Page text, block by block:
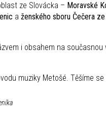
ze Slovácka – Moravské
a ženského sboru Čečera
i obsahem na současnou
muziky Metošé. Těšíme se